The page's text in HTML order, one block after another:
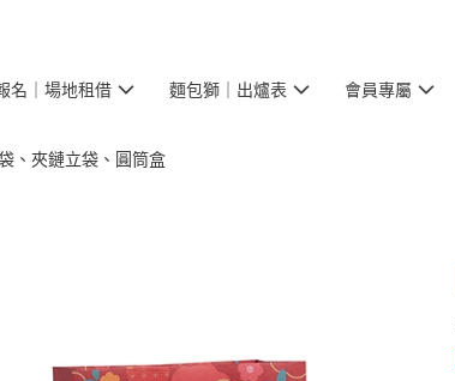
名｜場地租借 麵包獅｜出爐表 會員專屬
、夾鏈立袋、圓筒盒